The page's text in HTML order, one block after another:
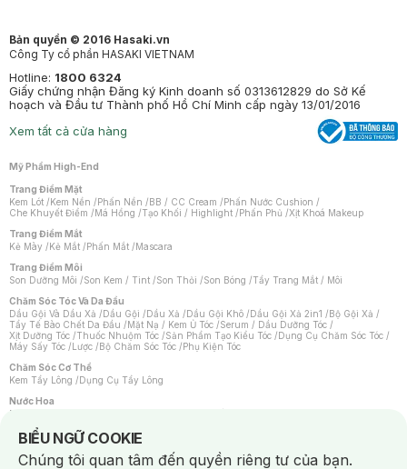
Bản quyền © 2016 Hasaki.vn
Công Ty cổ phần HASAKI VIETNAM
Hotline: 1800 6324
Giấy chứng nhận Đăng ký Kinh doanh số 0313612829 do Sở Kế
hoạch và Đầu tư Thành phố Hồ Chí Minh cấp ngày 13/01/2016
Xem tất cả cửa hàng
Mỹ Phẩm High-End
Trang Điểm Mặt
Kem Lót /Kem Nền /Phấn Nền /BB / CC Cream /Phấn Nước Cushion /
Che Khuyết Điểm /Má Hồng /Tạo Khối / Highlight /Phấn Phủ /Xịt Khoá Makeup
Trang Điểm Mắt
Kẻ Mày /Kẻ Mắt /Phấn Mắt /Mascara
Trang Điểm Môi
Son Dưỡng Môi /Son Kem / Tint /Son Thỏi /Son Bóng /Tẩy Trang Mắt / Môi
Chăm Sóc Tóc Và Da Đầu
Dầu Gội Và Dầu Xả /Dầu Gội /Dầu Xả /Dầu Gội Khô /Dầu Gội Xả 2in1 /Bộ Gội Xả /
Tẩy Tế Bào Chết Da Đầu /Mặt Nạ / Kem Ủ Tóc /Serum / Dầu Dưỡng Tóc /
Xịt Dưỡng Tóc /Thuốc Nhuộm Tóc /Sản Phẩm Tạo Kiểu Tóc /Dụng Cụ Chăm Sóc Tóc /
Máy Sấy Tóc /Lược /Bộ Chăm Sóc Tóc /Phụ Kiện Tóc
Chăm Sóc Cơ Thể
Kem Tẩy Lông /Dụng Cụ Tẩy Lông
Nước Hoa
Nước Hoa Nữ
Chăm Sóc Cá Nhân
Chống Muỗi /Khẩu Trang /Máy Massage/Mặt Nạ Xông Hơi /Nước Rửa Tay/
BIỂU NGỮ COOKIE
Notice about cookies usage
Chúng tôi quan tâm đến quyền riêng tư của bạn.